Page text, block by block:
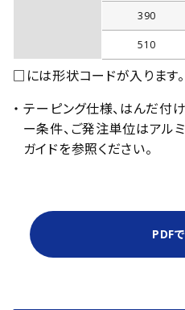
390
510
□には形状コードが入ります。
・ テーピング仕様、はんだ付
ー条件、ご発注単位はアル
ガイドを参照ください。
PDF